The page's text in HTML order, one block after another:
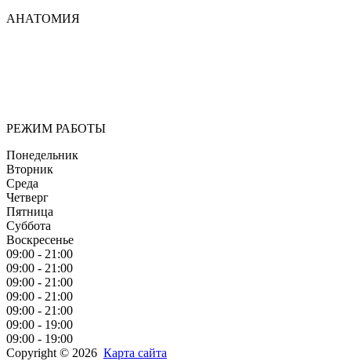
АНАТОМИЯ
РЕЖИМ РАБОТЫ
Понедельник
Вторник
Среда
Четверг
Пятница
Суббота
Воскресенье
09:00 - 21:00
09:00 - 21:00
09:00 - 21:00
09:00 - 21:00
09:00 - 21:00
09:00 - 19:00
09:00 - 19:00
Copyright © 2026 Карта сайта